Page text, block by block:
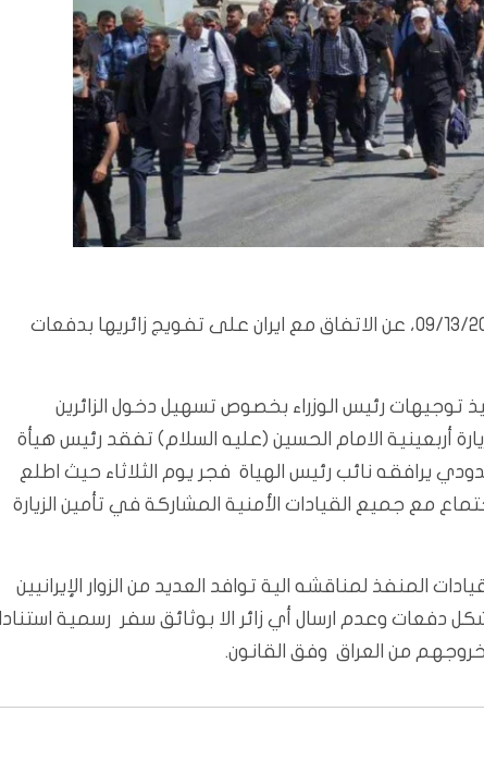
بغداد/المسلة: أعلنت هيئة المنافذ الحدودية، الثلاثاء 09/13/2022، عن الاتفاق مع ايران على تفويج زائريها بدفعات
توجيهات رئيس الوزراء بخصوص تسهيل دخول الزائرين
أربعينية الامام الحسين (عليه السلام) تفقد رئيس هيأة
يرافقه نائب رئيس الهياة فجر يوم الثلاثاء حيث اطلع
مع جميع القيادات الأمنية المشاركة في تأمين الزيارة
المنفذ لمناقشه الية توافد العديد من الزوار الإيرانيين
دفعات وعدم ارسال أي زائر الا بوثائق سفر رسمية
من العراق وفق القانون.